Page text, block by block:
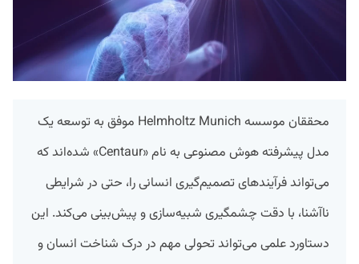
محققان موسسه Helmholtz Munich موفق به توسعه یک
مدل پیشرفته هوش مصنوعی به نام «Centaur» شده‌اند که
می‌تواند فرآیندهای تصمیم‌گیری انسانی را، حتی در شرایطی
ناآشنا، با دقت چشمگیری شبیه‌سازی و پیش‌بینی می‌کند. این
دستاورد علمی می‌تواند تحولی مهم در درک شناخت انسان و